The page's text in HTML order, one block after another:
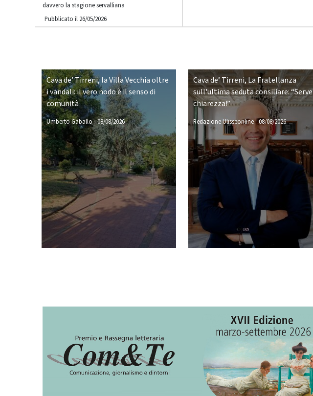
davvero la stagione servalliana
Pubblicato il 26/05/2026
Cava de’ Tirreni, la Villa Vecchia oltre
i vandali: il vero nodo è il senso di
comunità
Umberto Gaballo-08/08/2026
Cava de’ Tirreni, La Fratellanza
sull'ultima seduta consiliare: “Serve
chiarezza!”
Redazione Ulisseonline-08/08/2026